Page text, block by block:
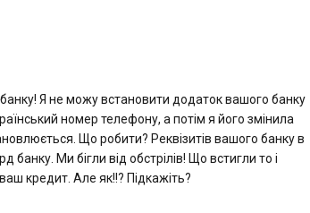
Я не можу встановити додаток вашого банку
номер телефону, а потім я його змінила
Що робити? Реквізитів вашого банку в
Ми бігли від обстрілів! Що встигли то і
кредит. Але як!!? Підкажіть?